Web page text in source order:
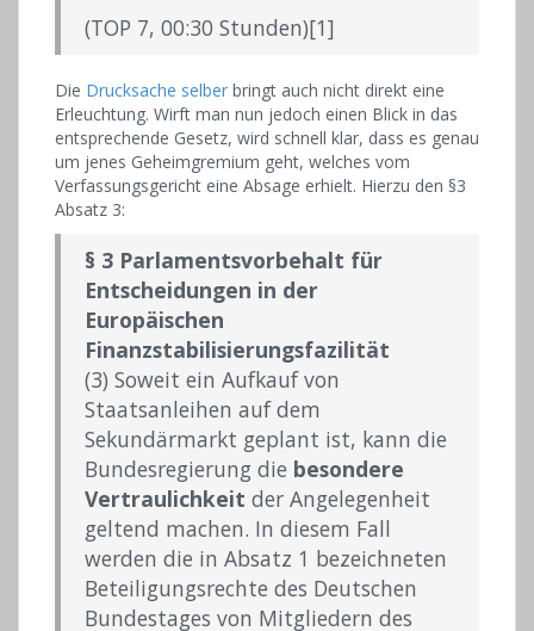
(TOP 7, 00:30 Stunden)[1]
Die Drucksache selber bringt auch nicht direkt eine
Erleuchtung. Wirft man nun jedoch einen Blick in das
entsprechende Gesetz, wird schnell klar, dass es genau
um jenes Geheimgremium geht, welches vom
Verfassungsgericht eine Absage erhielt. Hierzu den §3
Absatz 3:
§ 3 Parlamentsvorbehalt für
Entscheidungen in der
Europäischen
Finanzstabilisierungsfazilität
(3) Soweit ein Aufkauf von
Staatsanleihen auf dem
Sekundärmarkt geplant ist, kann die
Bundesregierung die besondere
Vertraulichkeit der Angelegenheit
geltend machen. In diesem Fall
werden die in Absatz 1 bezeichneten
Beteiligungsrechte des Deutschen
Bundestages von Mitgliedern des